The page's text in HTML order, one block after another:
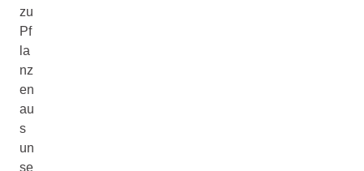
zu
Pf
la
nz
en
au
s
un
se